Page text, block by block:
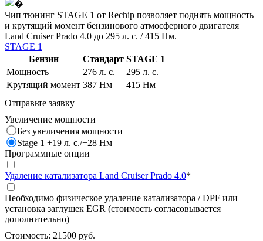
Чип тюнинг STAGE 1 от Rechip позволяет поднять мощность
и крутящий момент бензинового атмосферного двигателя
Land Cruiser Prado 4.0 до 295 л. с. / 415 Нм.
STAGE 1
Бензин
Стандарт STAGE 1
Мощность
276 л. с.
295 л. с.
Крутящий момент 387 Нм
415 Нм
Отправьте заявку
Увеличение мощности
Без увеличения мощности
Stage 1 +19 л. с./+28 Нм
Программные опции
Удаление катализатора Land Cruiser Prado 4.0*
Необходимо физическое удаление катализатора / DPF или
установка заглушек EGR (стоимость согласовывается
дополнительно)
Стоимость: 21500 руб.